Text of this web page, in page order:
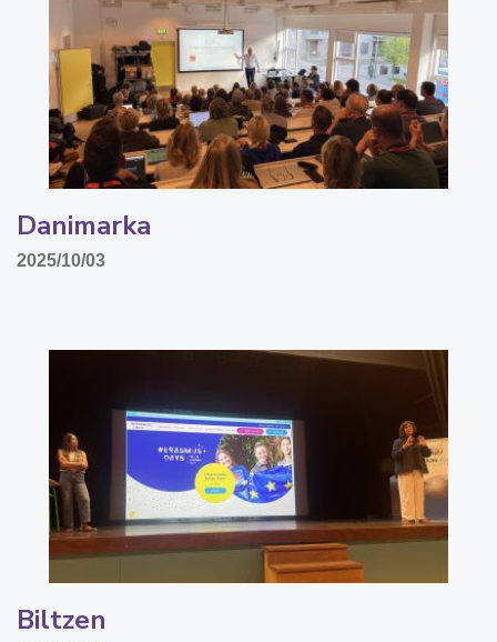
Danimarka
2025/10/03
Biltzen